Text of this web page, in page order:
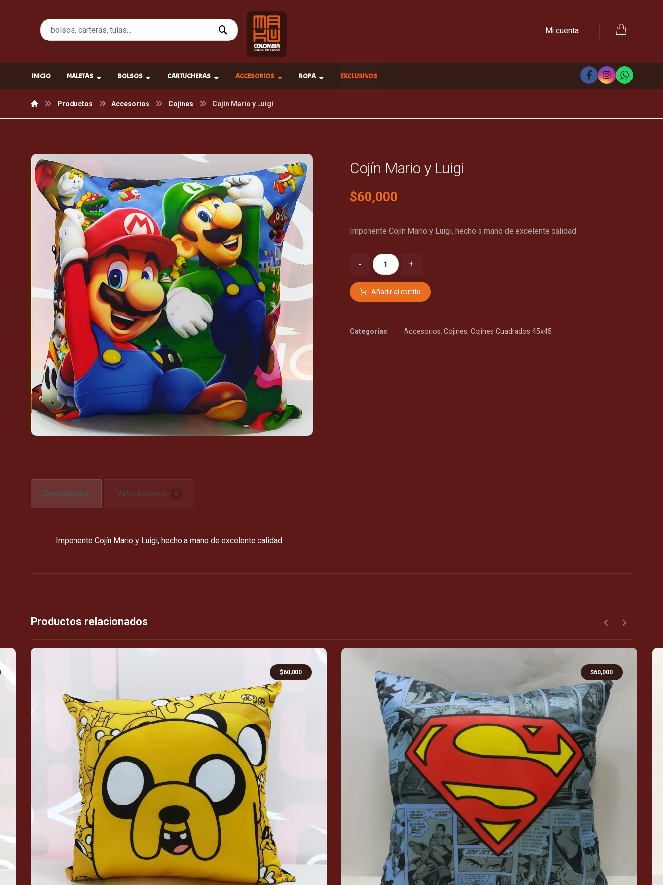
Mi cuenta
INICIO MALETAS BOLSOS CARTUCHERAS ACCESORIOS ROPA EXCLUSIVOS
Productos Accesorios Cojines Cojín Mario y Luigi
Cojín Mario y Luigi
$60,000
Imponente Cojín Mario y Luigi, hecho a mano de excelente calidad.
- +
Añadir al carrito
Categorías Accesorios, Cojines, Cojines Cuadrados 45x45
Descripción Valoraciones 0
Imponente Cojín Mario y Luigi, hecho a mano de excelente calidad.
Productos relacionados
$60,000 $60,000